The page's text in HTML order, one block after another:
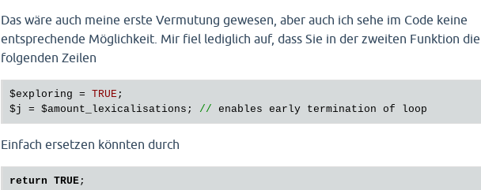
$random_lexicalisation_number ++;
				}
else {
				}
			}
		}
// determines stimulus
$question = $random_item
Das wäre auch meine erste Vermutung gewesen, aber auch ich sehe im Code keine
entsprechende Möglichkeit. Mir fiel lediglich auf, dass Sie in der zweiten Funktion die
folgenden Zeilen
$exploring = TRUE
$j
= $amount_lexicalisations ; // enables early termination of loop
Einfach ersetzen könnten durch
return TRUE